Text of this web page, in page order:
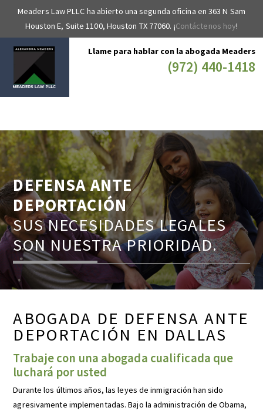
Meaders Law PLLC ha abierto una segunda oficina en 363 N Sam
Houston E, Suite 1100, Houston TX 77060. ¡Contáctenos hoy!
Llame para hablar con la abogada Meaders
(972) 440-1418
DEFENSA ANTE
DEPORTACIÓN
SUS NECESIDADES LEGALES
SON NUESTRA PRIORIDAD.
ABOGADA DE DEFENSA ANTE
DEPORTACIÓN EN DALLAS
Trabaje con una abogada cualificada que
luchará por usted
Durante los últimos años, las leyes de inmigración han sido
agresivamente implementadas. Bajo la administración de Obama,